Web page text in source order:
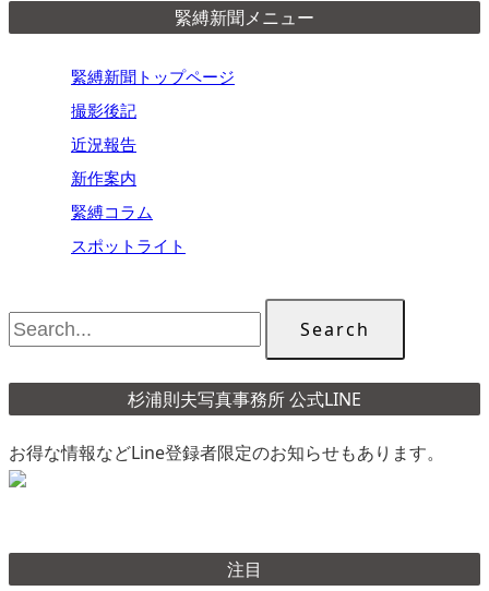
緊縛新聞メニュー
緊縛新聞トップページ
撮影後記
近況報告
新作案内
緊縛コラム
スポットライト
Search
杉浦則夫写真事務所 公式LINE
お得な情報などLine登録者限定のお知らせもあります。
注目